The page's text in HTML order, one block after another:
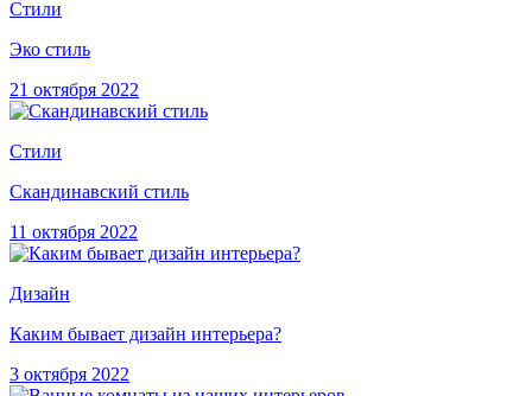
Стили
Эко стиль
21 октября 2022
Стили
Скандинавский стиль
11 октября 2022
Дизайн
Каким бывает дизайн интерьера?
3 октября 2022